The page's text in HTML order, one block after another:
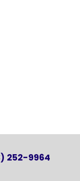
252-9964